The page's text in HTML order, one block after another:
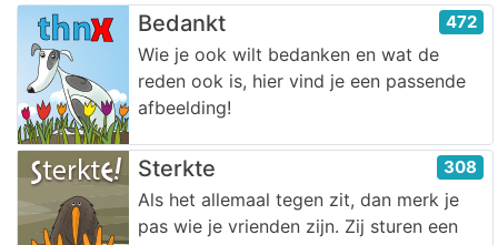
Bedankt 472
Wie je ook wilt bedanken en wat de
reden ook is, hier vind je een passende
afbeelding!
Sterkte 308
Als het allemaal tegen zit, dan merk je
pas wie je vrienden zijn. Zij sturen een